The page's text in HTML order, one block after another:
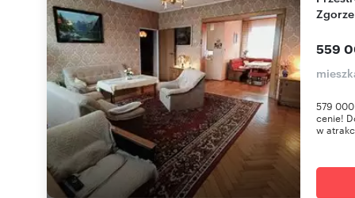
559
579 000
cenie!
w